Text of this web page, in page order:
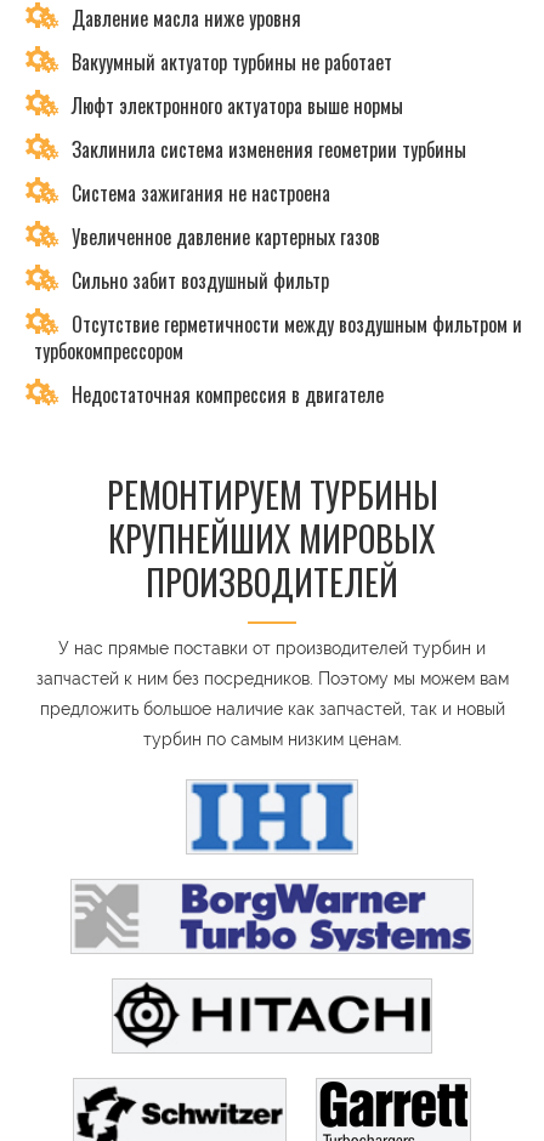
Давление масла ниже уровня
Вакуумный актуатор турбины не работает
Люфт электронного актуатора выше нормы
Заклинила система изменения геометрии турбины
Система зажигания не настроена
Увеличенное давление картерных газов
Сильно забит воздушный фильтр
Отсутствие герметичности между воздушным фильтром и
турбокомпрессором
Недостаточная компрессия в двигателе
РЕМОНТИРУЕМ ТУРБИНЫ
КРУПНЕЙШИХ МИРОВЫХ
ПРОИЗВОДИТЕЛЕЙ
У нас прямые поставки от производителей турбин и
запчастей к ним без посредников. Поэтому мы можем вам
предложить большое наличие как запчастей, так и новый
турбин по самым низким ценам.